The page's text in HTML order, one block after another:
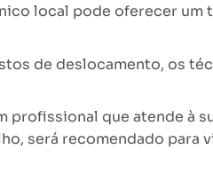
local pode oferecer um
de deslocamento, os
profissional que atende à
será recomendado para